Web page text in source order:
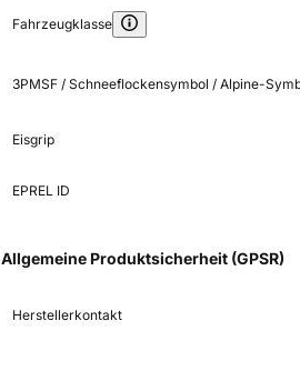
Fahrzeugklasse
3PMSF / Schneeflockensymbol / Alpine-
Eisgrip
EPREL ID
Allgemeine Produktsicherheit (GPSR)
Herstellerkontakt